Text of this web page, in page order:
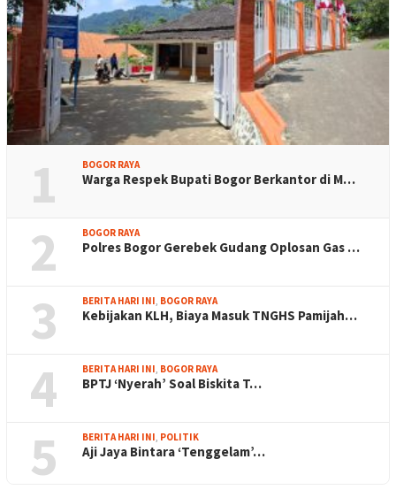
1 BOGOR RAYA
Warga Respek Bupati Bogor Berkantor di M…
2 BOGOR RAYA
Polres Bogor Gerebek Gudang Oplosan Gas …
3 BERITA HARI INI BOGOR RAYA
Kebijakan KLH, Biaya Masuk TNGHS Pamijah…
4 BERITA HARI INI BOGOR RAYA
BPTJ ‘Nyerah’ Soal Biskita T…
5 BERITA HARI INI POLITIK
Aji Jaya Bintara ‘Tenggelam’…